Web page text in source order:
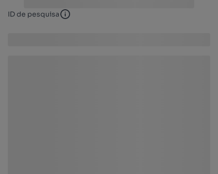
ID de pesquisa ID de pesquisa